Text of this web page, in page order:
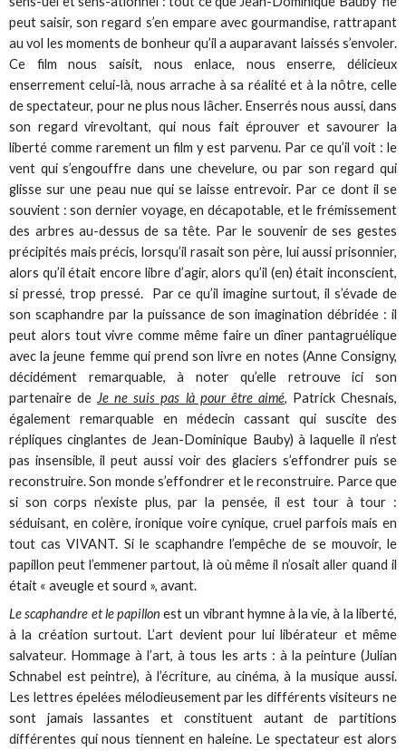
peut saisir, son regard s’en empare avec gourmandise, rattrapant
au vol les moments de bonheur qu’il a auparavant laissés s’envoler.
Ce film nous saisit, nous enlace, nous enserre, délicieux
enserrement celui-là, nous arrache à sa réalité et à la nôtre, celle
de spectateur, pour ne plus nous lâcher. Enserrés nous aussi, dans
son regard virevoltant, qui nous fait éprouver et savourer la
liberté comme rarement un film y est parvenu. Par ce qu’il voit : le
vent qui s’engouffre dans une chevelure, ou par son regard qui
glisse sur une peau nue qui se laisse entrevoir. Par ce dont il se
souvient : son dernier voyage, en décapotable, et le frémissement
des arbres au-dessus de sa tête. Par le souvenir de ses gestes
précipités mais précis, lorsqu’il rasait son père, lui aussi prisonnier,
alors qu’il était encore libre d’agir, alors qu’il (en) était inconscient,
si pressé, trop pressé. Par ce qu’il imagine surtout, il s’évade de
son scaphandre par la puissance de son imagination débridée : il
peut alors tout vivre comme même faire un dîner pantagruélique
avec la jeune femme qui prend son livre en notes (Anne Consigny,
décidément remarquable, à noter qu’elle retrouve ici son
partenaire de Je ne suis pas là pour être aimé, Patrick Chesnais,
également remarquable en médecin cassant qui suscite des
répliques cinglantes de Jean-Dominique Bauby) à laquelle il n’est
pas insensible, il peut aussi voir des glaciers s’effondrer puis se
reconstruire. Son monde s’effondrer et le reconstruire. Parce que
si son corps n’existe plus, par la pensée, il est tour à tour :
séduisant, en colère, ironique voire cynique, cruel parfois mais en
tout cas VIVANT. Si le scaphandre l’empêche de se mouvoir, le
papillon peut l’emmener partout, là où même il n’osait aller quand il
était « aveugle et sourd », avant.
Le scaphandre et le papillon est un vibrant hymne à la vie, à la liberté,
à la création surtout. L’art devient pour lui libérateur et même
salvateur. Hommage à l’art, à tous les arts : à la peinture (Julian
Schnabel est peintre), à l’écriture, au cinéma, à la musique aussi.
Les lettres épelées mélodieusement par les différents visiteurs ne
sont jamais lassantes et constituent autant de partitions
différentes qui nous tiennent en haleine. Le spectateur est alors